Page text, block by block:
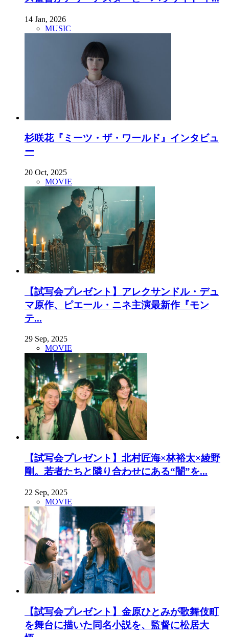
14 Jan, 2026
MUSIC
杉咲花『ミーツ・ザ・ワールド』インタビュ
ー
20 Oct, 2025
MOVIE
【試写会プレゼント】アレクサンドル・デュ
マ原作、ピエール・ニネ主演最新作『モン
テ...
29 Sep, 2025
MOVIE
【試写会プレゼント】北村匠海×林裕太×綾野
剛。若者たちと隣り合わせにある“闇”を...
22 Sep, 2025
MOVIE
【試写会プレゼント】金原ひとみが歌舞伎町
を舞台に描いた同名小説を、監督に松居大